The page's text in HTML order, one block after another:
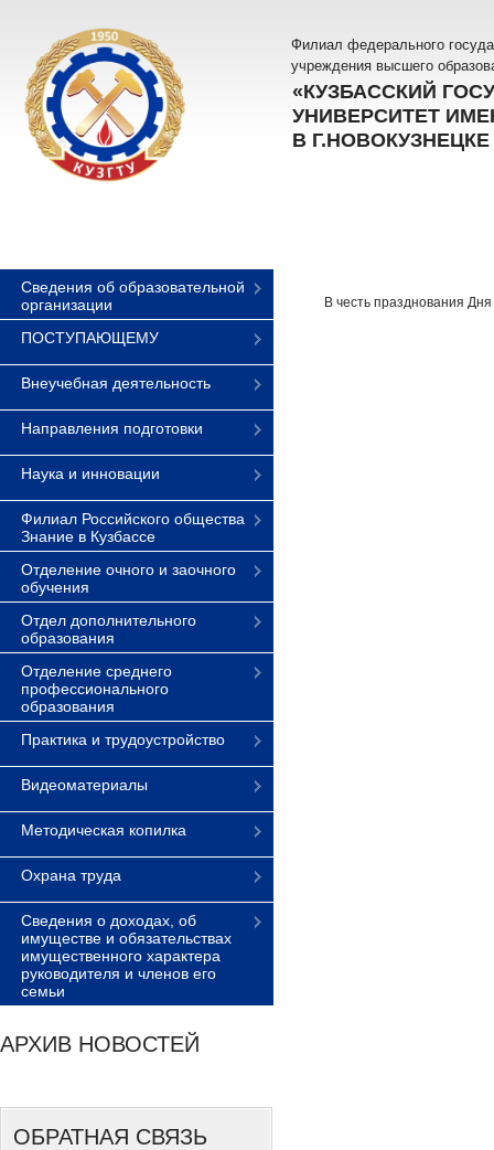
Филиал федерального
учреждения высшего
«КУЗБАССКИЙ
УНИВЕРСИТЕТ
В Г.НОВОКУЗНЕЦКЕ
Сведения об образовательной
организации
ПОСТУПАЮЩЕМУ
Внеучебная деятельность
Направления подготовки
Наука и инновации
Филиал Российского общества
Знание в Кузбассе
Отделение очного и заочного
обучения
Отдел дополнительного
образования
Отделение среднего
профессионального
образования
Практика и трудоустройство
Видеоматериалы
Методическая копилка
Охрана труда
Сведения о доходах, об
имуществе и обязательствах
имущественного характера
руководителя и членов его
семьи
АРХИВ НОВОСТЕЙ
ОБРАТНАЯ СВЯЗЬ
В честь празднования